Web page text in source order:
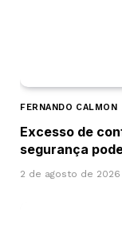
FERNANDO CALMON
Excesso de
segurança
2 de agosto de 2026